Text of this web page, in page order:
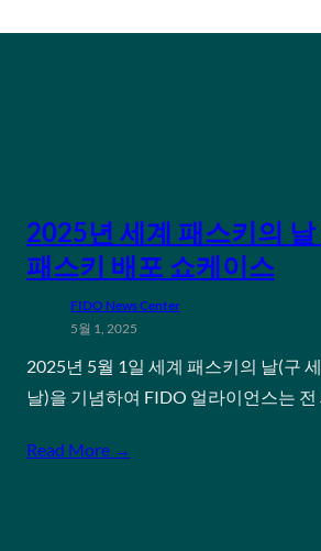
2025년 세계 패스키의 날
패스키 배포 쇼케이스
FIDO News Center
5월 1, 2025
2025년 5월 1일 세계 패스키의 날(구
날)을 기념하여 FIDO 얼라이언스는
Read More →